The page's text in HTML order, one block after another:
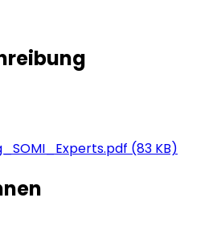
SOMI_ Experts.pdf (83 KB)